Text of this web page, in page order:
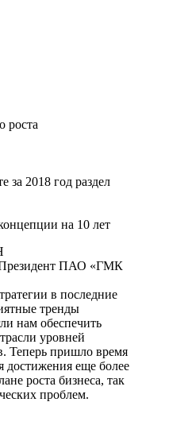
роста
за 2018 год раздел
на 10 лет
ПАО «ГМК
в последние
тренды
нам обеспечить
уровней
Теперь пришло время
достижения еще более
роста бизнеса, так
проблем.